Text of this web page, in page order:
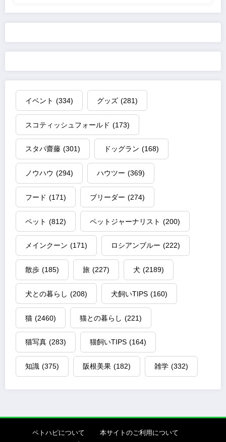
イベント (334) グッズ (281)
スコティッシュフォールド (173)
スタパ齋藤 (301) ドッグラン (168)
ノウハウ (294) ハウツー (369)
フード (171) ブリーダー (274)
ペット (812) ペットジャーナリスト (200)
メインクーン (171) ロシアンブルー (222)
散歩 (185) 旅 (227) 犬 (2189)
犬との暮らし (208) 犬飼いTIPS (160)
猫 (2460) 猫との暮らし (221)
猫写真 (283) 猫飼いTIPS (164)
知識 (375) 阪根美果 (182) 雑学 (332)
ペトハピについて
本サイトのご利用について